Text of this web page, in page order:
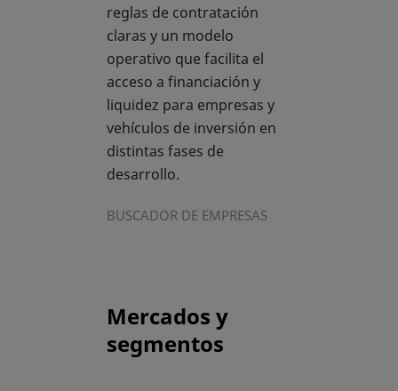
reglas de contratación
claras y un modelo
operativo que facilita el
acceso a financiación y
liquidez para empresas y
vehículos de inversión en
distintas fases de
desarrollo.
BUSCADOR DE EMPRESAS
Mercados y
segmentos